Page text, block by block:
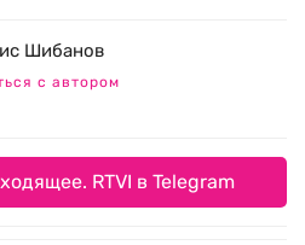
Шибанов
с автором
RTVI в Telegram